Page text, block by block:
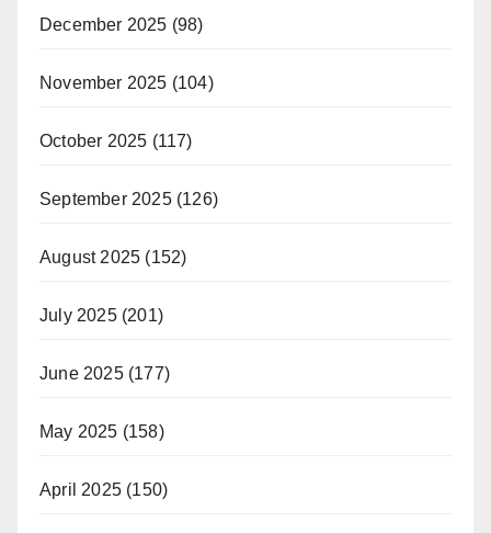
December 2025 (98)
November 2025 (104)
October 2025 (117)
September 2025(126)
August 2025 (152)
July 2025(201)
June 2025(177)
May 2025 (158)
April 2025 (150)